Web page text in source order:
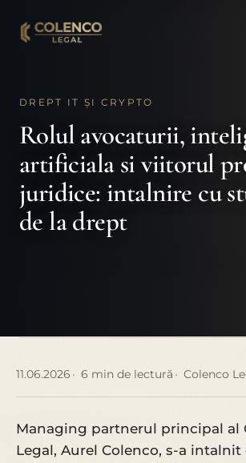
DREPT IT ȘI CRYPTO
Rolul avocaturii,
artificiala si viitorul
juridice: intalnire cu
de la drept
11.06.2026 6 min de lectură Colenco
Managing partnerul principal al
Legal, Aurel Colenco, s-a